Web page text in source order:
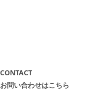
CONTACT
お問い合わせはこちら